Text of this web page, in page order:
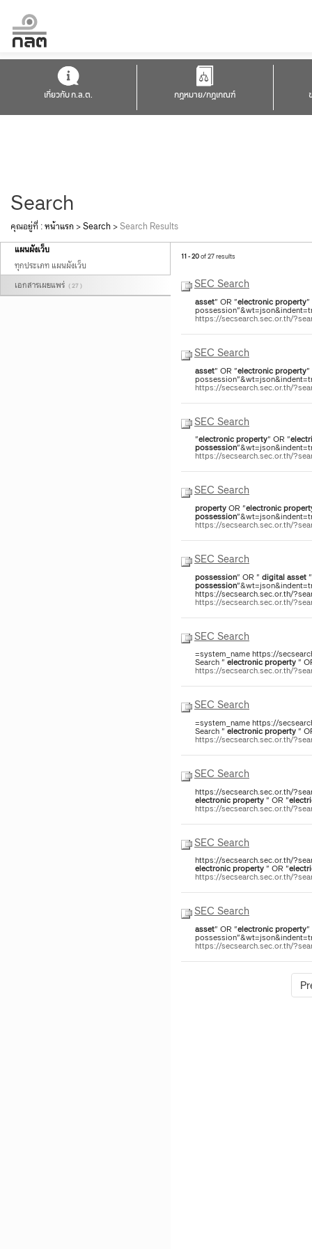
เกี่ยวกับ ก.ล.ต. กฎหมาย/กฎเกณฑ์
Search
คุณอยู่ที่ :หน้าแรก >Search >Search Results
แผนผังเว็บ
ทุกประเภท แผนผังเว็บ
เอกสารเผยแพร่ ( 27 )
11 - 20of 27 results
SEC Search
asset" OR "electronicproperty"
https://secsearch.sec.or.th/
SEC Search
asset" OR "electronicproperty"
https://secsearch.sec.or.th/
SEC Search
"electronicproperty" OR "
possession
https://secsearch.sec.or.th/
SEC Search
propertyOR "electronic
possession
https://secsearch.sec.or.th/
SEC Search
possession" OR " digitalasset
possession
https://secsearch.sec.or.th/
https://secsearch.sec.or.th/
SEC Search
=system_name https://
Search " electronicproperty"
https://secsearch.sec.or.th/
SEC Search
=system_name https://
Search "electronicproperty"
https://secsearch.sec.or.th/
SEC Search
https://secsearch.sec.or.th/
electronicproperty" OR "
https://secsearch.sec.or.th/
SEC Search
https://secsearch.sec.or.th/
electronicproperty" OR "
https://secsearch.sec.or.th/
SEC Search
asset" OR "electronicproperty"
https://secsearch.sec.or.th/